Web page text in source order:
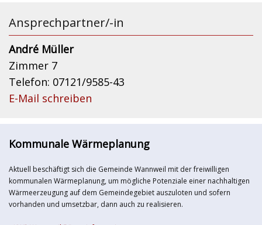
Ansprechpartner/-in
André Müller
Zimmer 7
Telefon: 07121/9585-43
E-Mail schreiben
Kommunale Wärmeplanung
Aktuell beschäftigt sich die Gemeinde Wannweil mit der freiwilligen
kommunalen Wärmeplanung, um mögliche Potenziale einer nachhaltigen
Wärmeerzeugung auf dem Gemeindegebiet auszuloten und sofern
vorhanden und umsetzbar, dann auch zu realisieren.